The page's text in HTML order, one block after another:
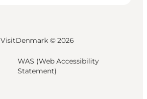
VisitDenmark © 2026
WAS (Web Accessibility
Statement)